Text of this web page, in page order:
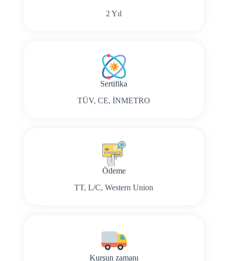
2 Yıl
Sertifika
TÜV, CE, İNMETRO
Ödeme
TT, L/C, Western Union
Kurşun zamanı